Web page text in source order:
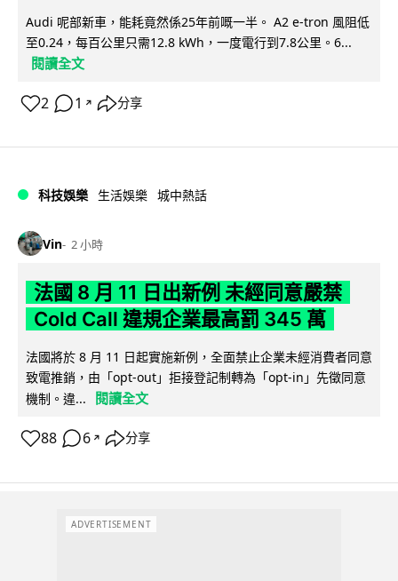
Audi 呢部新車，能耗竟然係25年前嘅一半。 A2 e-tron 風阻低
至0.24，每百公里只需12.8 kWh，一度電行到7.8公里。6...
閱讀全文
2 1 ↗ 分享
科技娛樂 生活娛樂 城中熱話
Vin 2 小時
法國 8 月 11 日出新例 未經同意嚴禁
Cold Call 違規企業最高罰 345 萬
法國將於 8 月 11 日起實施新例，全面禁止企業未經消費者同意
致電推銷，由「opt-out」拒接登記制轉為「opt-in」先徵同意
機制。違...
閱讀全文
88 6 ↗ 分享
ADVERTISEMENT